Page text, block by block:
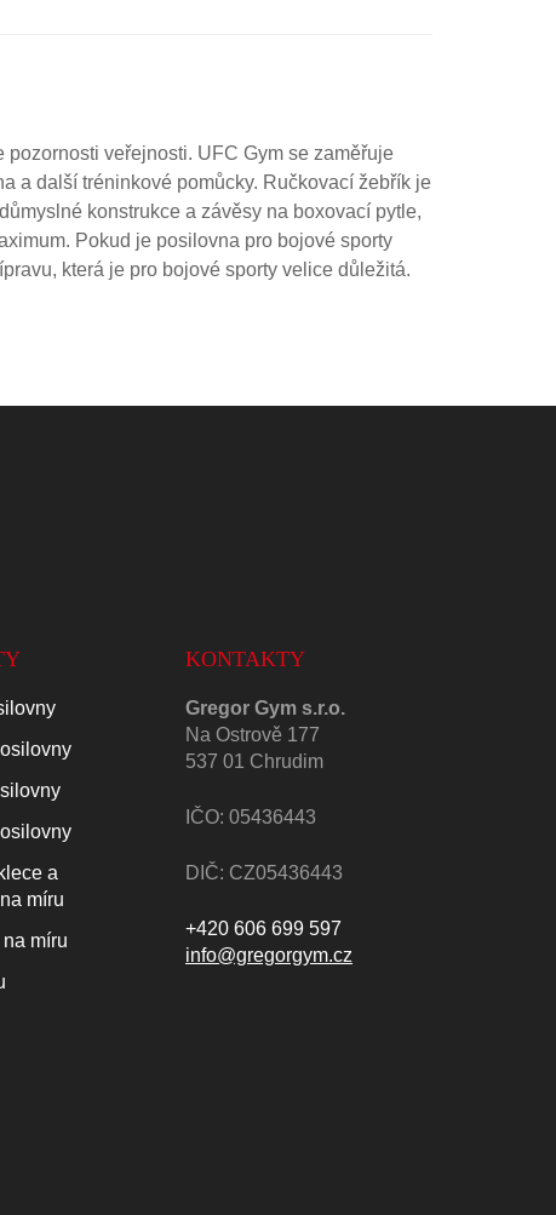
veřejnosti. UFC Gym se zaměřuje
a další tréninkové pomůcky. Ručkovací žebřík je
konstrukce a závěsy na boxovací pytle,
Pokud je posilovna pro bojové sporty
která je pro bojové sporty velice důležitá.
a
míru
míru
KONTAKTY
Gregor Gym s.r.o.
Na Ostrově 177
537 01 Chrudim
IČO: 05436443
DIČ: CZ05436443
+420 606 699 597
info@gregorgym.cz